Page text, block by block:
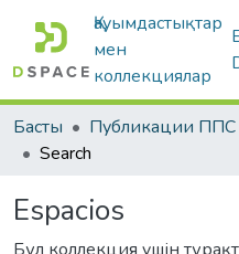
Қауымдастықтар
мен
коллекциялар
Басты
Search
Espacios